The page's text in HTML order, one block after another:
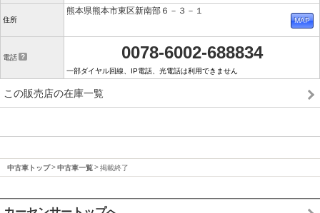
住所
熊本県熊本市東区新南部６－３－１
電話 0078-6002-688834
一部ダイヤル回線、IP電話、光電話は利用できません
この販売店の在庫一覧
中古車トップ 中古車一覧 掲載終了